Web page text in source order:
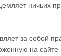
ничьих
за собой
на